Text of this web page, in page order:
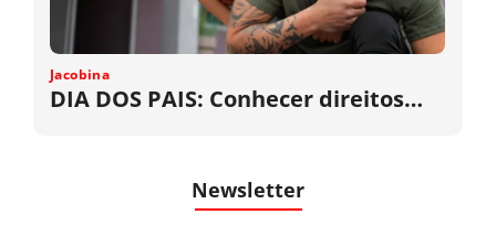
Jacobina
DIA DOS PAIS: Conhecer direitos…
Newsletter